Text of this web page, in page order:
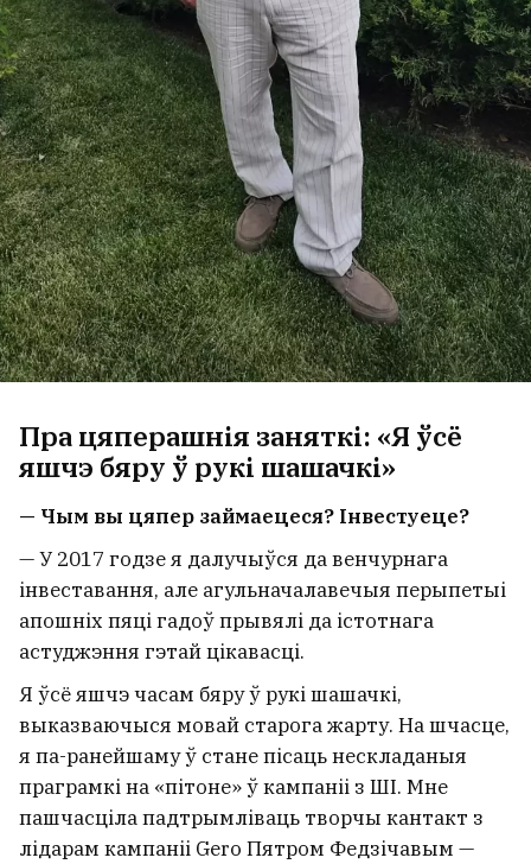
Пра цяперашнія заняткі: «Я ўсё
яшчэ бяру ў рукі шашачкі»
— Чым вы цяпер займаецеся? Інвестуеце?
— У 2017 годзе я далучыўся да венчурнага
інвеставання, але агульначалавечыя перыпетыі
апошніх пяці гадоў прывялі да істотнага
астуджэння гэтай цікавасці.
Я ўсё яшчэ часам бяру ў рукі шашачкі,
выказваючыся мовай старога жарту. На шчасце,
я па-ранейшаму ў стане пісаць нескладаныя
праграмкі на «пітоне» ў кампаніі з ШІ. Мне
пашчасціла падтрымліваць творчы кантакт з
лідарам кампаніі Gero Пятром Федзічавым —